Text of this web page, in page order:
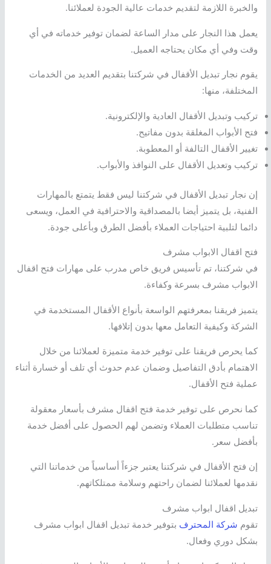
والخبرة اللازمة لتقديم خدمات عالية الجودة لعملائنا.
يعمل هذا النجار على مدار الساعة لضمان توفير خدماته في أي
وقت وفي أي مكان يحتاجه العميل.
يقوم نجار تبديل الأقفال في شركتنا بتقديم العديد من الخدمات
المختلفة، منها:
تركيب وتبديل الأقفال العادية والإلكترونية.
فتح الأبواب المغلقة بدون مفاتيح.
تغيير الأقفال التالفة أو المعطوبة.
تركيب وتعديل الأقفال على النوافذ والأبواب.
إن نجار تبديل الأقفال في شركتنا ليس فقط يتمتع بالمهارات
الفنية، بل يتميز أيضا بالمصداقية والاحترافية في العمل، ويسعى
دائما لتلبية احتياجات العملاء بأفضل الطرق وبأعلى جودة.
فتح اقفال الابواب مشرف
في شركتنا، تم تأسيس فريق خاص مدرب على مهارات فتح اقفال
الابواب مشرف بسرعة وكفاءة.
يتميز فريقنا بمعرفتهم الواسعة بأنواع الأقفال المستخدمة في
الشركة وكيفية التعامل معها بدون إتلافها.
كما يحرص فريقنا على توفير خدمة متميزة لعملائنا من خلال
الاهتمام بأدق التفاصيل وضمان عدم حدوث أي تلف أو خسارة أثناء
عملية فتح الأقفال.
كما نحرص على توفير خدمة فتح اقفال مشرف بأسعار معقولة
تناسب متطلبات العملاء وتضمن لهم الحصول على أفضل خدمة
بأفضل سعر.
إن فتح الأقفال في شركتنا يعتبر جزءاً أساسياً من خدماتنا التي
نقدمها لعملائنا لضمان راحتهم وسلامة ممتلكاتهم.
تبديل اقفال ابواب مشرف
تقوم شركة المحترف بتوفير خدمة تبديل اقفال ابواب مشرف
بشكل دوري وفعال.